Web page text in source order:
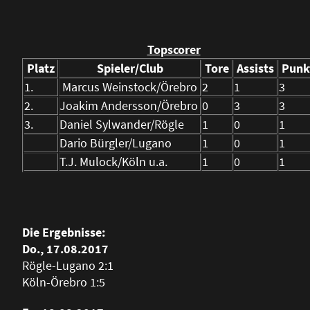
Topscorer
Platz
Spieler/Club Tore Assists
1.
Marcus Weinstock/Örebro 2 1
3
2.
Joakim Andersson/Örebro 0 3
3
3.
Daniel Sylwander/Rögle 1 0
1
Dario Bürgler/Lugano
1 0
1
T.J. Mulock/Köln u.a.
1 0 1
Die Ergebnisse:
Do., 17.08.2017
Rögle-Lugano 2:1
Köln-Örebro 1:5